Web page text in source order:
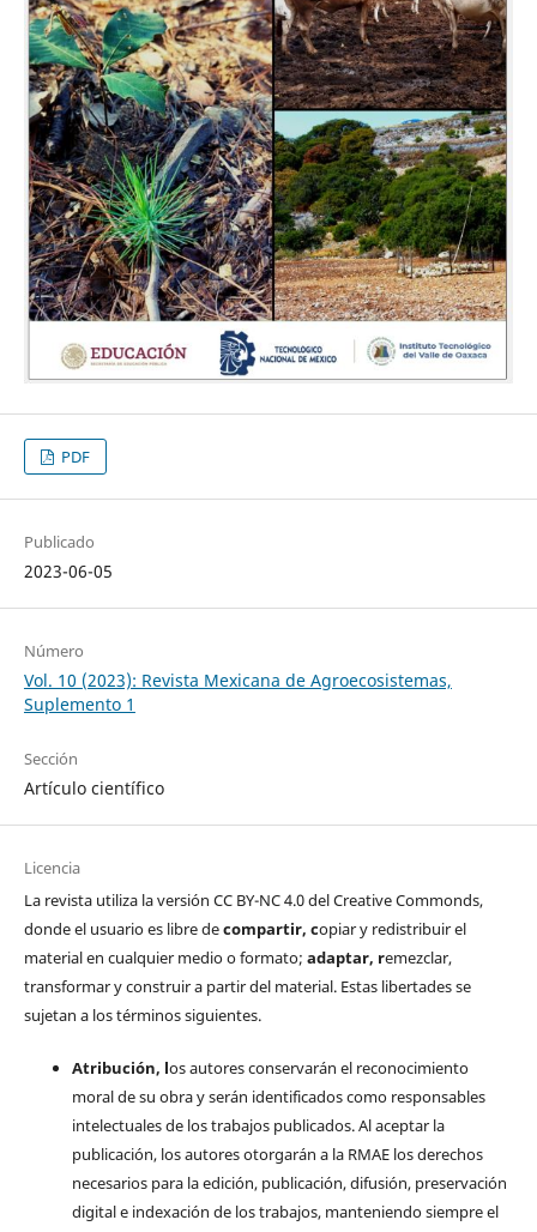
PDF
Publicado
2023-06-05
Número
Vol. 10 (2023): Revista Mexicana de Agroecosistemas,
Suplemento 1
Sección
Artículo científico
Licencia
La revista utiliza la versión CC BY-NC 4.0 del Creative Commonds,
donde el usuario es libre decompartir, copiar y redistribuir el
material en cualquier medio o formato; adaptar, remezclar,
transformar y construir a partir del material. Estas libertades se
sujetan a los términos siguientes.
Atribución, los autores conservarán el reconocimiento
moral de su obra y serán identificados como responsables
intelectuales de los trabajos publicados. Al aceptar la
publicación, los autores otorgarán a la RMAE los derechos
necesarios para la edición, publicación, difusión, preservación
digital e indexación de los trabajos, manteniendo siempre el